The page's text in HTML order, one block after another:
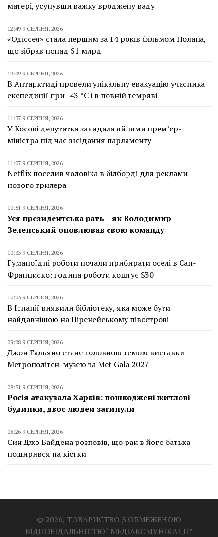
матері, усунувши важку вроджену ваду
12:49 9 СЕРПНЯ, 2026
«Одіссея» стала першим за 14 років фільмом Нолана,
що зібрав понад $1 млрд
12:09 9 СЕРПНЯ, 2026
В Антарктиді провели унікальну евакуацію учасника
експедиції при -43 °C і в повній темряві
11:37 9 СЕРПНЯ, 2026
У Косові депутатка закидала яйцями прем’єр-
міністра під час засідання парламенту
11:07 9 СЕРПНЯ, 2026
Netflix поселив чоловіка в білборді для реклами
нового трилера
10:51 9 СЕРПНЯ, 2026
Уся президентська рать – як Володимир
Зеленський оновлював свою команду
10:33 9 СЕРПНЯ, 2026
Гуманоїдні роботи почали прибирати оселі в Сан-
Франциско: година роботи коштує $30
10:03 9 СЕРПНЯ, 2026
В Іспанії виявили бібліотеку, яка може бути
найдавнішою на Піренейському півострові
09:28 9 СЕРПНЯ, 2026
Джон Гальяно стане головною темою виставки
Метрополітен-музею та Met Gala 2027
08:51 9 СЕРПНЯ, 2026
Росія атакувала Харків: пошкоджені житлові
будинки, двоє людей загинули
08:26 9 СЕРПНЯ, 2026
Син Джо Байдена розповів, що рак в його батька
поширився на кістки
© 2026, ТОВАРИСТВО З ОБМЕЖЕНОЮ
ВІДПОВІДАЛЬНІСТЮ “МЕДІАКОМУНІКАЦІЇ”